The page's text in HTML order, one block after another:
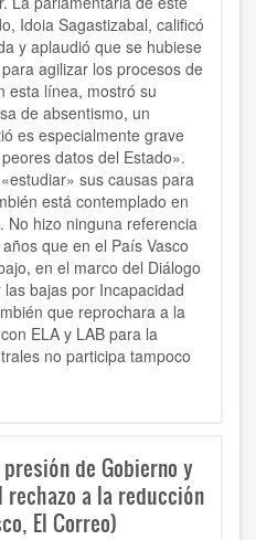
Idoia Sagastizabal, calificó
y aplaudió que se hubiese
agilizar los procesos de
esta línea, mostró su
de absentismo, un
es especialmente grave
datos del Estado».
sus causas para
está contemplado en
No hizo ninguna referencia
que en el País Vasco
en el marco del Diálogo
bajas por Incapacidad
que reprochara a la
ELA y LAB para la
no participa tampoco
de Gobierno y
a la reducción
El Correo)